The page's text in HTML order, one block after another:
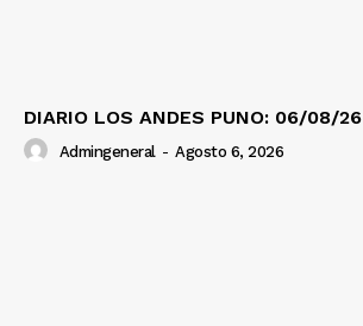
DIARIO LOS ANDES PUNO: 06/08/26
Admingeneral - Agosto 6, 2026